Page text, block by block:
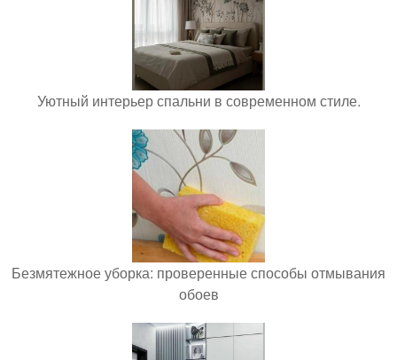
Уютный интерьер спальни в современном стиле.
Безмятежное уборка: проверенные способы отмывания
обоев